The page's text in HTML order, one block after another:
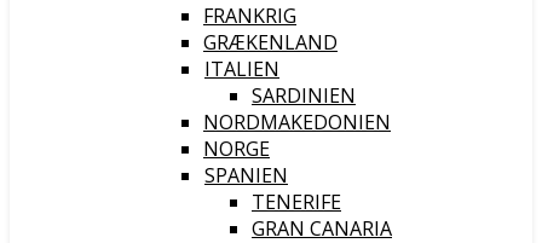
FRANKRIG
GRÆKENLAND
ITALIEN
SARDINIEN
NORDMAKEDONIEN
NORGE
SPANIEN
TENERIFE
GRAN CANARIA